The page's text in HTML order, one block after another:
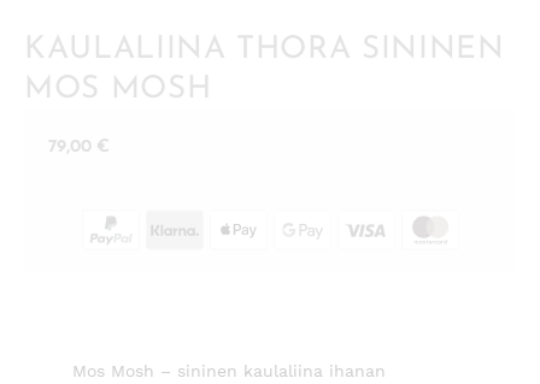
KAULALIINA THORA SININEN
MOS MOSH
79,00 €
Mos Mosh – sininen kaulaliina ihanan